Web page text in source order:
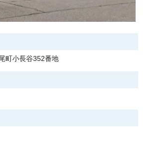
町小長谷352番地